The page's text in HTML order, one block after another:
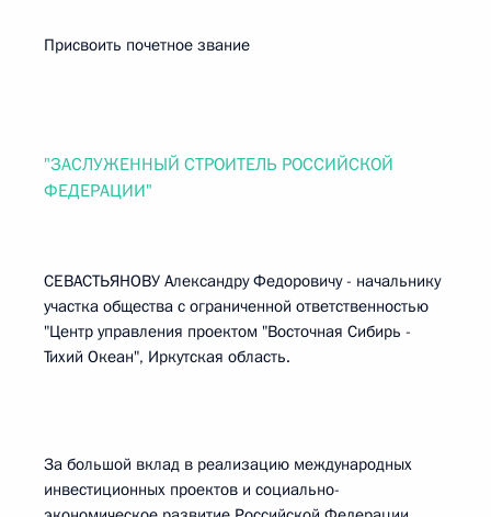
Присвоить почетное звание
"ЗАСЛУЖЕННЫЙ СТРОИТЕЛЬ РОССИЙСКОЙ
ФЕДЕРАЦИИ"
СЕВАСТЬЯНОВУ Александру Федоровичу - начальнику
участка общества с ограниченной ответственностью
"Центр управления проектом "Восточная Сибирь -
Тихий Океан", Иркутская область.
За большой вклад в реализацию международных
инвестиционных проектов и социально-